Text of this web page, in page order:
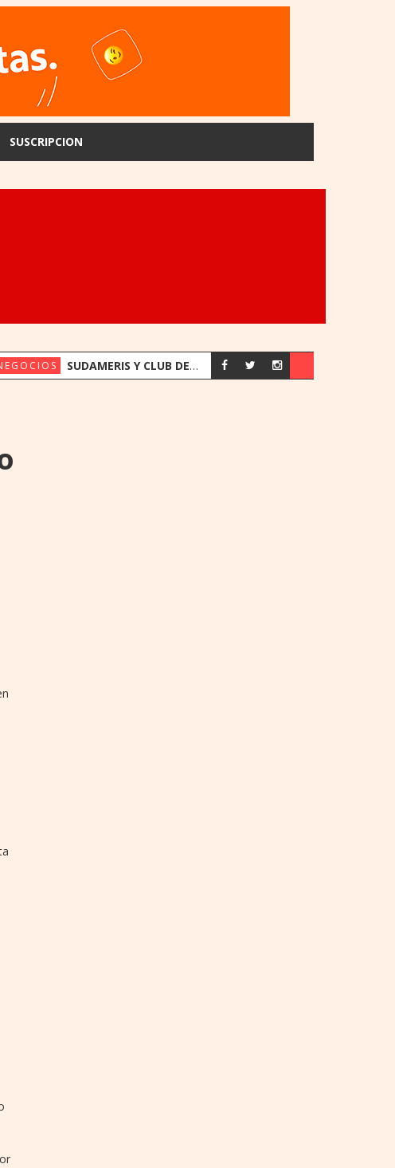
SUSCRIPCION
SUDAMERIS Y CLUB DEPORTIVO ALEMÁN RENUEVAN ACUERDO CON BENEFICIOS EXCLUSIVOS PARA SOCIOS